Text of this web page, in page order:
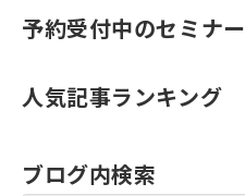
予約受付中のセミナー
人気記事ランキング
ブログ内検索